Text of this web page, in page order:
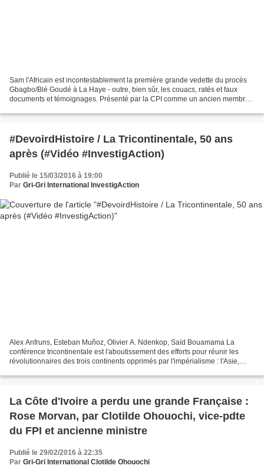
Sam l'Africain est incontestablement la première grande vedette du procès
Gbagbo/Blé Goudé à La Haye - outre, bien sûr, les couacs, ratés et faux
documents et témoignages. Présenté par la CPI comme un ancien membre
#DevoirdHistoire / La Tricontinentale, 50 ans
après (#Vidéo #InvestigAction)
Publié le 15/03/2016 à 19:00
Par Gri-Gri International InvestigAction
Alex Anfruns, Esteban Muñoz, Olivier A. Ndenkop, Saïd Bouamama La
conférence tricontinentale est l'aboutissement des efforts pour réunir les
révolutionnaires des trois continents opprimés par l'impérialisme : l'Asie,
La Côte d'Ivoire a perdu une grande Française :
Rose Morvan, par Clotilde Ohouochi, vice-pdte
du FPI et ancienne ministre
Publié le 29/02/2016 à 22:35
Par Gri-Gri International Clotilde Ohouochi